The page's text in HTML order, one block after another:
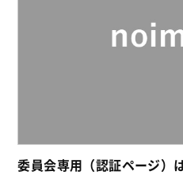
委員会専用（認証ページ）